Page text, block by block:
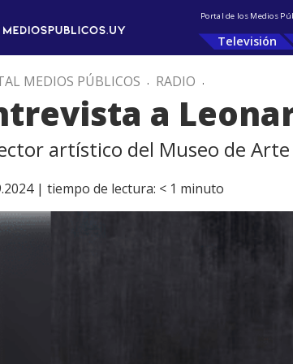
Portal de los Medios
Televisión
MEDIOS PÚBLICOS . RADIO .
a
artístico del Museo de
| tiempo de lectura: < 1 minuto